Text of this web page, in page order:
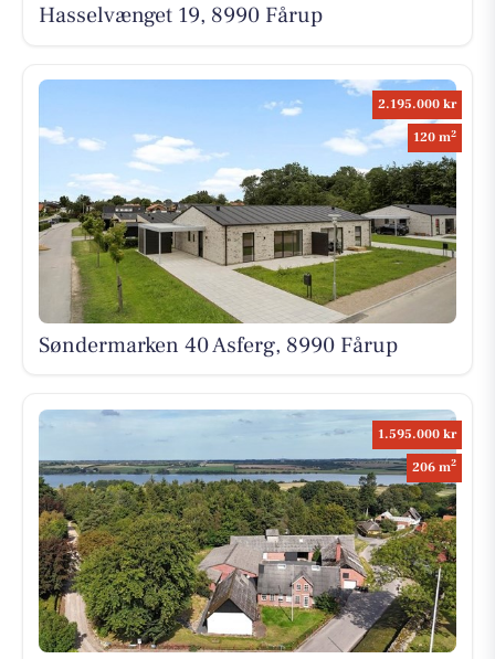
Hasselvænget 19, 8990 Fårup
2.195.000 kr
120 m2
Søndermarken 40 Asferg, 8990 Fårup
1.595.000 kr
206 m2